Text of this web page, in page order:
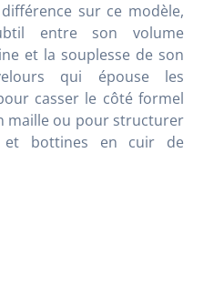
sur ce modèle,
entre son volume
et la souplesse de son
qui épouse les
casser le côté formel
maille ou pour structurer
et bottines en cuir de